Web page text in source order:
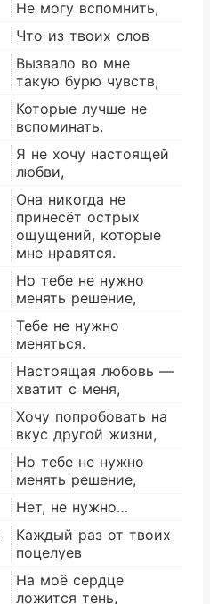
Не могу вспомнить,
Что из твоих слов
Вызвало во мне
такую бурю чувств,
Которые лучше не
вспоминать.
Я не хочу настоящей
любви,
Она никогда не
принесёт острых
ощущений, которые
мне нравятся.
Но тебе не нужно
менять решение,
Тебе не нужно
меняться.
Настоящая любовь —
хватит с меня,
Хочу попробовать на
вкус другой жизни,
Но тебе не нужно
менять решение,
Нет, не нужно…
Каждый раз от твоих
поцелуев
На моё сердце
ложится тень,